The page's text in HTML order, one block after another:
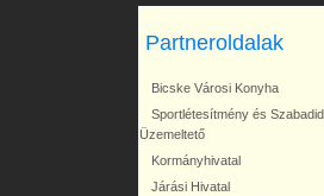
Partneroldalak
Bicske Városi Konyha
Sportlétesítmény és
Üzemeltető
Kormányhivatal
Járási Hivatal